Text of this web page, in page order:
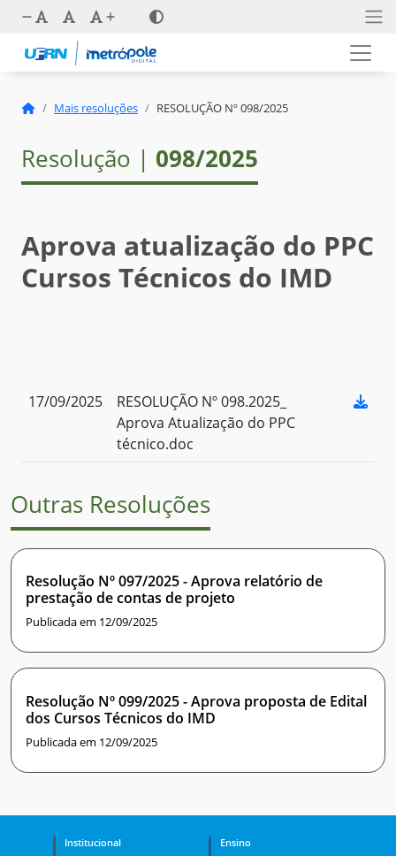
Mais resoluções RESOLUÇÃO Nº 098/2025
Resolução | 098/2025
Aprova atualização do PPC
Cursos Técnicos do IMD
17/09/2025
RESOLUÇÃO Nº 098.2025_
Aprova Atualização do PPC
técnico.doc
Outras Resoluções
Resolução Nº 097/2025 - Aprova relatório de
prestação de contas de projeto
Publicada em 12/09/2025
Resolução Nº 099/2025 - Aprova proposta de Edital
dos Cursos Técnicos do IMD
Publicada em 12/09/2025
Institucional
Ensino